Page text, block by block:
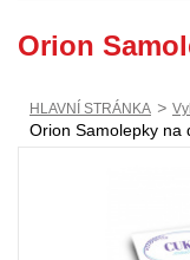
Orion
HLAVNÍ STRÁNKA >
Orion Samolepky na